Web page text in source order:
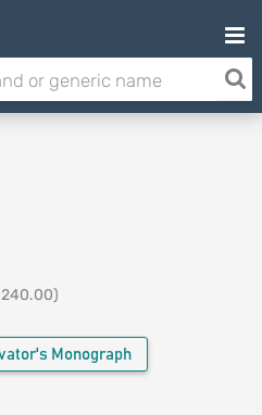
240.00)
Monograph